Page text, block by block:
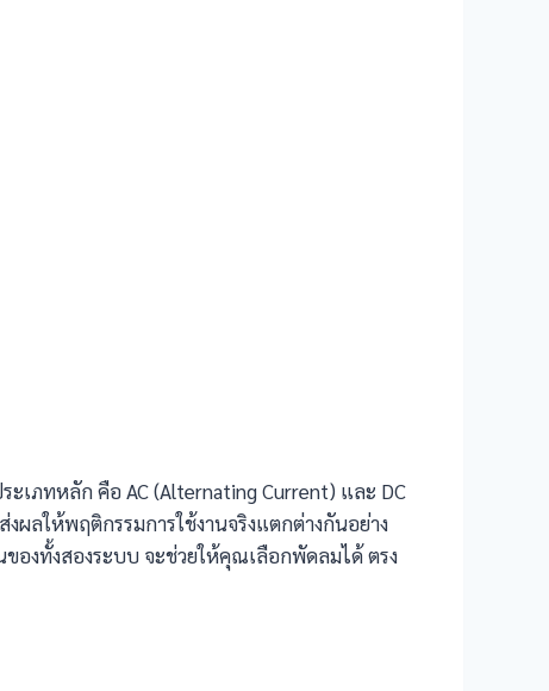
เภทหลัก คือ AC (Alternating Current) และ DC
ผลให้พฤติกรรมการใช้งานจริงแตกต่างกันอย่าง
ของทั้งสองระบบ จะช่วยให้คุณเลือกพัดลมได้ ตรง